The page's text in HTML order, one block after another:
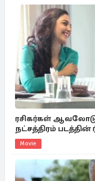
ரசிகர்கள் ஆவலோடு
நட்சத்திரம்
Movie